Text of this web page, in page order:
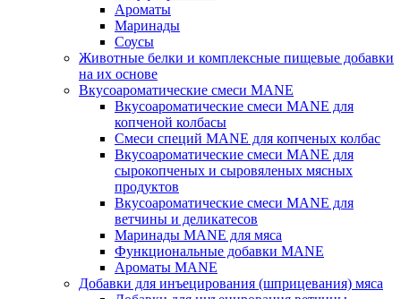
Ароматы
Маринады
Соусы
Животные белки и комплексные пищевые добавки
на их основе
Вкусоароматические смеси MANE
Вкусоароматические смеси MANE для
копченой колбасы
Смеси специй MANE для копченых колбас
Вкусоароматические смеси MANE для
сырокопченых и сыровяленых мясных
продуктов
Вкусоароматические смеси MANE для
ветчины и деликатесов
Маринады MANE для мяса
Функциональные добавки MANE
Ароматы MANE
Добавки для инъецирования (шприцевания) мяса